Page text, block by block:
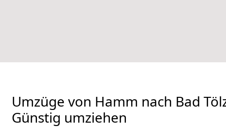
Umzüge von Hamm nach Bad
Günstig umziehen